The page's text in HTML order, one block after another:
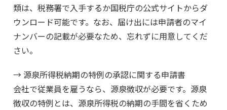
類は、税務署で入手するか国税庁の公式サイトからダ
ウンロード可能です。なお、届け出には申請者のマイ
ナンバーの記載が必要なため、忘れずに用意してくだ
さい。
→ 源泉所得税納期の特例の承認に関する申請書
会社で従業員を雇うなら、源泉徴収が必要です。源泉
徴収の特例とは、源泉所得税の納期の手間を省くため